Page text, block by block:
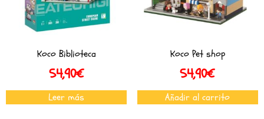
Koco Biblioteca
54,90€
Leer más
Koco Pet shop
54,90€
Añadir al carrito